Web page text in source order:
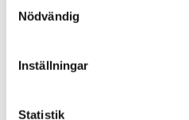
som de har samlat in när du
Nödvändig
Inställningar
Statistik